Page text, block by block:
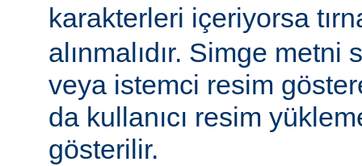
karakterleri içeriyorsa
alınmalıdır. Simge metni
veya istemci resim
da kullanıcı resim
gösterilir.